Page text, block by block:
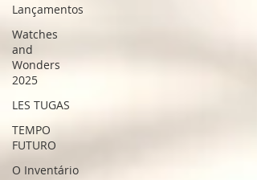
Lançamentos
Watches
and
Wonders
2025
LES TUGAS
TEMPO
FUTURO
O Inventário